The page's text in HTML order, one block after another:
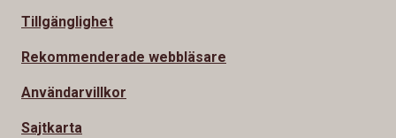
Tillgänglighet
Rekommenderade webbläsare
Användarvillkor
Sajtkarta